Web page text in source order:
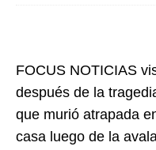
FOCUS NOTICIAS
después de la
que murió atrapada
casa luego de la